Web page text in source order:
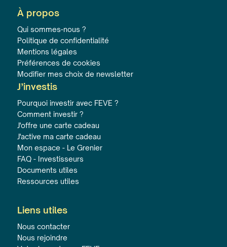
À propos
Qui sommes-nous ?
Politique de confidentialité
Mentions légales
Préférences de cookies
Modifier mes choix de newsletter
J’investis
Pourquoi investir avec FEVE ?
Comment investir ?
J'offre une carte cadeau
J'active ma carte cadeau
Mon espace - Le Grenier
FAQ - Investisseurs
Documents utiles
Ressources utiles
Liens utiles
Nous contacter
Nous rejoindre